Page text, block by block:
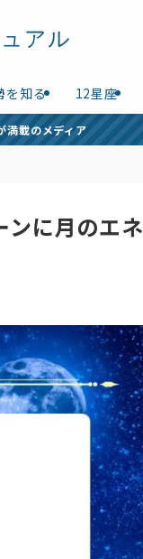
アル
を知る 12星座
満載のメディア
ンに月のエネ